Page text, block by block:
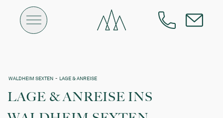
WALDHEIM SEXTEN - LAGE & ANREISE
LAGE & ANREISE INS